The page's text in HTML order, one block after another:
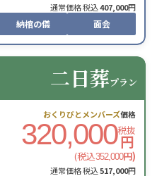
通常価格 税込407,000円
納棺の儀 面会
二日葬プラン
おくりびとメンバーズ価格
320,000税抜
円
(税込352,000円)
通常価格 税込517,000円